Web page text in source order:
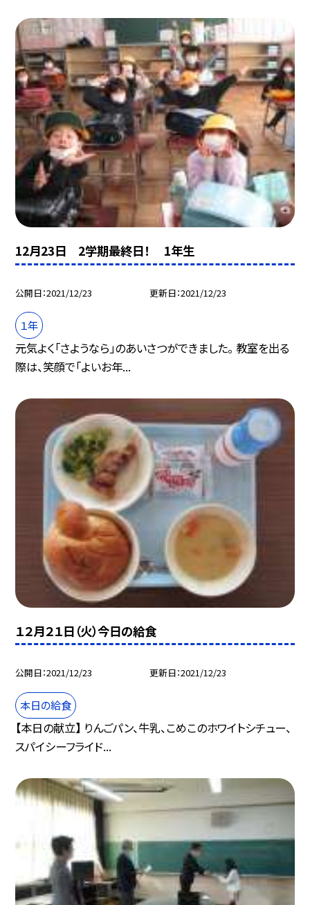
12月23日 2学期最終日！ 1年生
公開日 2021/12/23 更新日 2021/12/23
１年
元気よく「さようなら」のあいさつができました。 教室を出る
際は、笑顔で「よいお年...
１２月２１日（火）今日の給食
公開日 2021/12/23 更新日 2021/12/23
本日の給食
【本日の献立】 りんごパン、牛乳、こめこのホワイトシチュー、
スパイシーフライド...